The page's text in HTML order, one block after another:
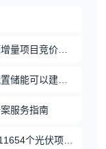
福建136号文：2025年新能源增量项目竞价相关事项公布
合肥：红色区域和黄色区域配置储能可以建设光伏
服务指南
广东公示136号文竞价结果：11654个光伏项目入选，46.5亿度电量纳入机制规模